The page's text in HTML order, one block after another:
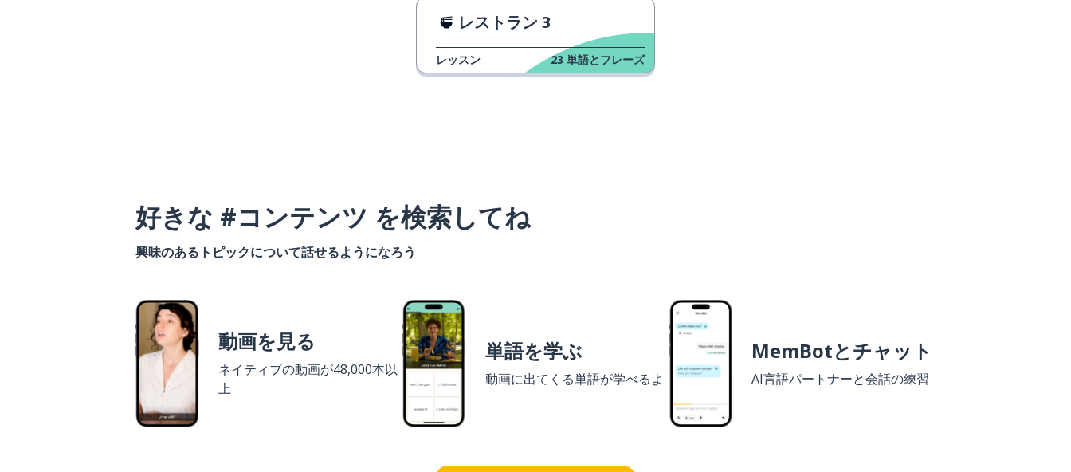
レストラン 3
レッスン 23 単語とフレーズ
好きな #コンテンツ を検索してね
興味のあるトピックについて話せるようになろう
動画を見る
ネイティブの動画が48,000本以
上
単語を学ぶ
動画に出てくる単語が学べるよ
MemBotとチャット
AI言語パートナーと会話の練習